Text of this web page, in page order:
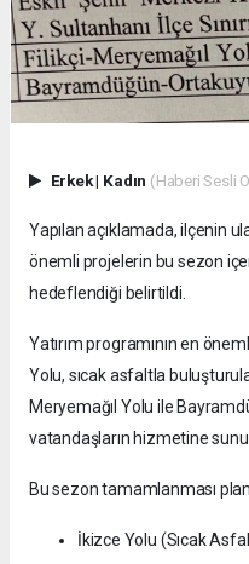
Erkek| Kadın (Haberi Sesli
Yapılan açıklamada, ilçenin
önemli projelerin bu sezon
hedeflendiği belirtildi.
Yatırım programının en
Yolu, sıcak asfaltla
Meryemağıl Yolu ile
vatandaşların hizmetine
Bu sezon tamamlanması
İkizce Yolu (Sıcak